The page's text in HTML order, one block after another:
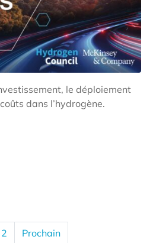
le déploiement
dans l’hydrogène.
2 Prochain